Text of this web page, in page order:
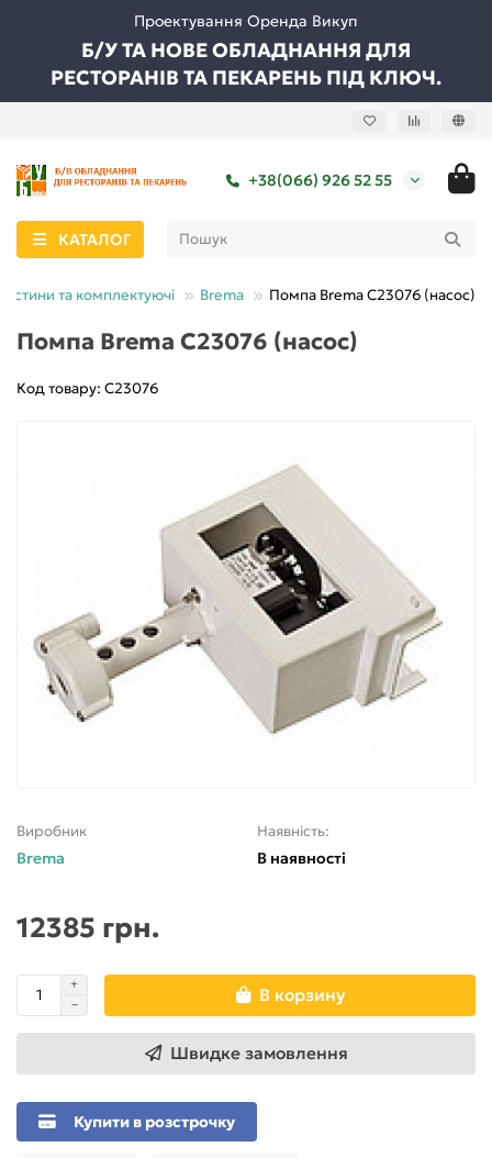
Проектування Оренда Викуп
Б/У ТА НОВЕ ОБЛАДНАННЯ ДЛЯ
РЕСТОРАНІВ ТА ПЕКАРЕНЬ ПІД КЛЮЧ.
+38(066) 926 52 55
КАТАЛОГ
та комплектуючі Brema Помпа Brema C23076 (насос)
Помпа Brema C23076 (насос)
Код товару: С23076
Виробник
Brema
Наявність:
В наявності
12385 грн.
В корзину
Швидке замовлення
Купити в розстрочку